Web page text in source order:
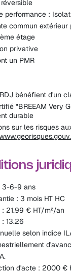
performance :
commun
étage
privative
un PMR
bénéfient d'un
"BREEAM Very
durable
sur les risques
3-6-9 ans
: 3 mois HT HC
21.99 € HT/m²/an
13.26
selon indice
d'acte : 2000 €